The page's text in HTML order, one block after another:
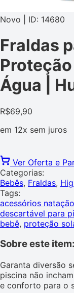
Novo | ID: 14680
Fraldas
Água |
R$69,90
em 12x sem juros
Ver Oferta e
Categorias:
Bebês, Fraldas,
Tags:
acessórios
descartável para
bebê, proteção
Sobre este item:
Garanta diversão
piscina não
e conforto para o